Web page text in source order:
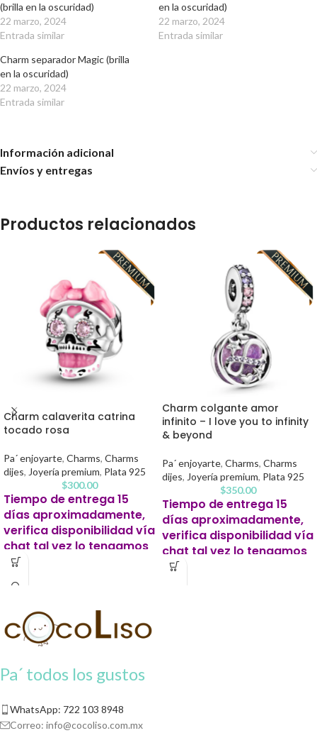
(brilla en la oscuridad)
22 marzo, 2024
Entrada similar
en la oscuridad)
22 marzo, 2024
Entrada similar
Charm separador Magic (brilla
en la oscuridad)
22 marzo, 2024
Entrada similar
Información adicional
Envíos y entregas
Productos relacionados
Charm calaverita catrina
tocado rosa
Pa´ enjoyarte, Charms, Charms
dijes, Joyería premium, Plata 925
$300.00
Tiempo de entrega 15
días aproximadamente,
verifica disponibilidad vía
chat tal vez lo tengamos
listo antes.
de apartado para iniciar tu pedido.
Charm colgante amor
infinito – I love you to infinity
& beyond
Pa´ enjoyarte, Charms, Charms
dijes, Joyería premium, Plata 925
$350.00
Tiempo de entrega 15
días aproximadamente,
verifica disponibilidad vía
chat tal vez lo tengamos
listo antes.
Pa´ todos los gustos
WhatsApp: 722 103 8948
Correo: info@cocoliso.com.mx